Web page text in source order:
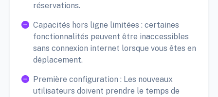
réservations.
Capacités hors ligne limitées : certaines
fonctionnalités peuvent être inaccessibles
sans connexion internet lorsque vous êtes en
déplacement.
Première configuration : Les nouveaux
utilisateurs doivent prendre le temps de